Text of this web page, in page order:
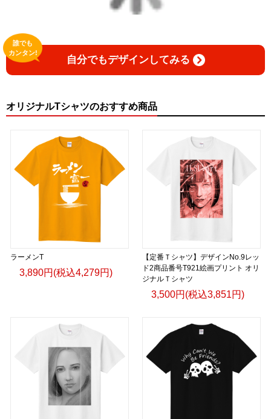
自分でもデザインしてみる
誰でも
カンタン!
オリジナルTシャツのおすすめ商品
ラーメンT
3,890円(税込4,279円)
【定番Ｔシャツ】デザインNo.9レッ
ド2商品番号T921絵画プリント オリ
ジナルＴシャツ
3,500円(税込3,851円)